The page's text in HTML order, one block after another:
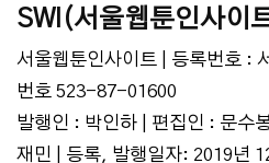
SWI(서울웹툰인사이
서울웹툰인사이트 | 등록번호 :
번호 523-87-01600
발행인 : 박인하 | 편집인 : 문수
재민 | 등록, 발행일자: 2019년